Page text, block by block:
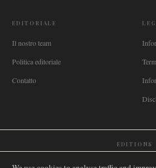
EDITORIALE
Il nostro team
Politica editoriale
Contatto
EDITIONS